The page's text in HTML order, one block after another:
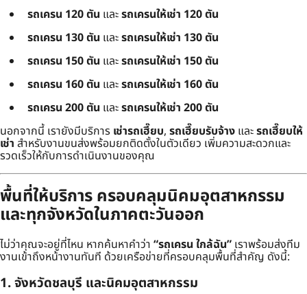
รถเครน 120 ตัน และรถเครนให้เช่า 120 ตัน
รถเครน 130 ตัน และรถเครนให้เช่า 130 ตัน
รถเครน 150 ตัน และรถเครนให้เช่า 150 ตัน
รถเครน 160 ตัน และรถเครนให้เช่า 160 ตัน
รถเครน 200 ตัน และรถเครนให้เช่า 200 ตัน
นอกจากนี้ เรายังมีบริการ เช่ารถเฮี๊ยบ, รถเฮี๊ยบรับจ้าง และรถเฮี๊ยบให้
เช่า สำหรับงานขนส่งพร้อมยกติดตั้งในตัวเดียว เพิ่มความสะดวกและ
รวดเร็วให้กับการดำเนินงานของคุณ
พื้นที่ให้บริการ ครอบคลุมนิคมอุตสาหกรรม
และทุกจังหวัดในภาคตะวันออก
ไม่ว่าคุณจะอยู่ที่ไหน หากค้นหาคำว่า “รถเครน ใกล้ฉัน”เราพร้อมส่งทีม
งานเข้าถึงหน้างานทันที ด้วยเครือข่ายที่ครอบคลุมพื้นที่สำคัญ ดังนี้:
1. จังหวัดชลบุรี และนิคมอุตสาหกรรม